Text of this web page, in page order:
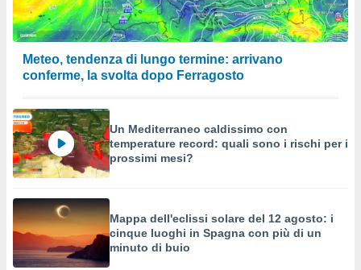
Meteo, tendenza di lungo termine: arrivano
conferme, la svolta dopo Ferragosto
Un Mediterraneo caldissimo con
temperature record: quali sono i rischi per i
prossimi mesi?
Mappa dell'eclissi solare del 12 agosto: i
cinque luoghi in Spagna con più di un
minuto di buio